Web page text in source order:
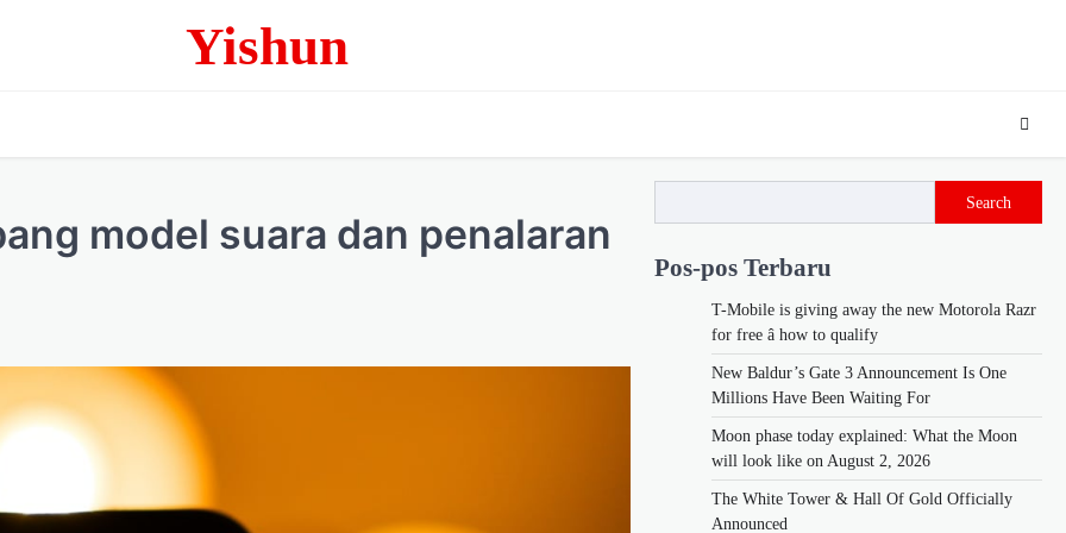
Yishun
model suara dan penalaran
Search
Pos-pos Terbaru
T-Mobile is giving away the new Motorola Razr
for free â how to qualify
New Baldur’s Gate 3 Announcement Is One
Millions Have Been Waiting For
Moon phase today explained: What the Moon
will look like on August 2, 2026
The White Tower & Hall Of Gold Officially
Announced